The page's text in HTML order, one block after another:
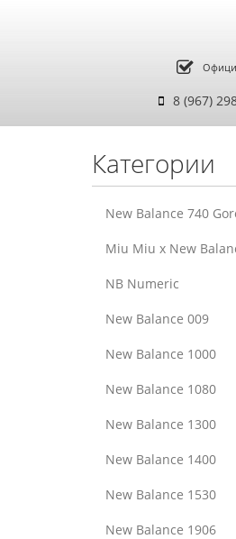
8 (967)
Категории
New Balance 740
Miu Miu x New
NB Numeric
New Balance 009
New Balance 1000
New Balance 1080
New Balance 1300
New Balance 1400
New Balance 1530
New Balance 1906